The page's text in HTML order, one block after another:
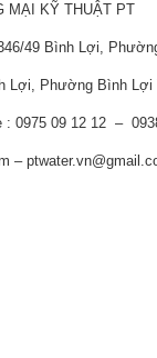
MẠI KỸ THUẬT PT
49 Bình Lợi,
Lợi, Phường Bình Lợi
: 0975 09 12 12 –
–